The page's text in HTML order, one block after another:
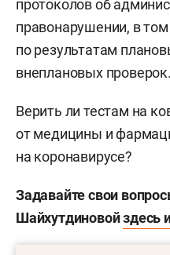
протоколов об
правонарушении, в
по результатам
внеплановых проверок.
Верить ли тестам на
от медицины и
на коронавирусе?
Задавайте свои
Шайхутдиновойздесь